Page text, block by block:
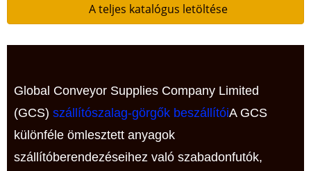
A teljes katalógus letöltése
Global Conveyor Supplies Company Limited
(GCS) szállítószalag-görgők beszállítóiA GCS
különféle ömlesztett anyagok
szállítóberendezéseihez való szabadonfutók,